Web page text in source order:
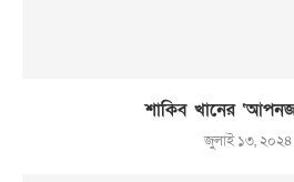
শাকিব খানের
জুলাই ১৩, ২০২৪